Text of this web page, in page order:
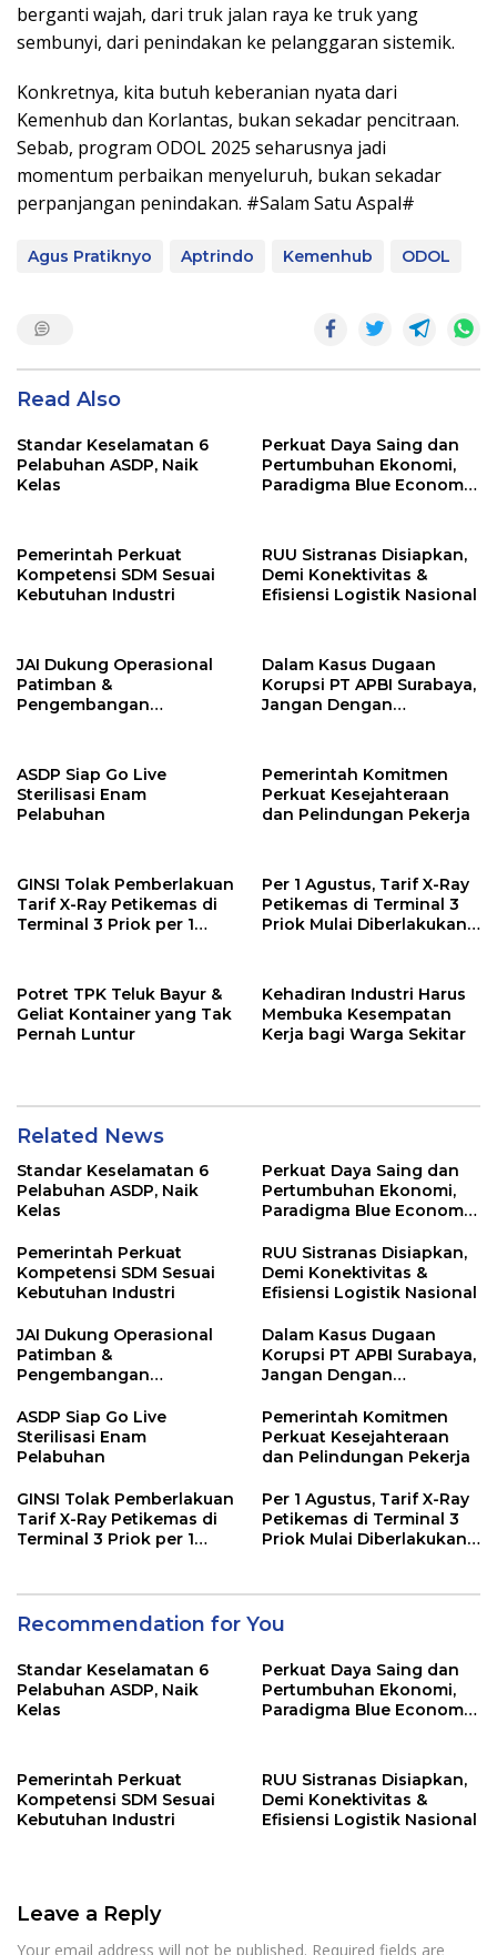
berganti wajah, dari truk jalan raya ke truk yang
sembunyi, dari penindakan ke pelanggaran sistemik.
Konkretnya, kita butuh keberanian nyata dari
Kemenhub dan Korlantas, bukan sekadar pencitraan.
Sebab, program ODOL 2025 seharusnya jadi
momentum perbaikan menyeluruh, bukan sekadar
perpanjangan penindakan. #Salam Satu Aspal#
Agus Pratiknyo Aptrindo Kemenhub ODOL
Read Also
Standar Keselamatan 6
Pelabuhan ASDP, Naik
Kelas
Perkuat Daya Saing dan
Pertumbuhan Ekonomi,
Paradigma Blue Economy
Pemerintah Perkuat
Kompetensi SDM Sesuai
Kebutuhan Industri
RUU Sistranas Disiapkan,
Demi Konektivitas &
Efisiensi Logistik Nasional
JAI Dukung Operasional
Patimban &
Pengembangan
Dalam Kasus Dugaan
Korupsi PT APBI Surabaya,
Jangan Dengan
ASDP Siap Go Live
Sterilisasi Enam
Pelabuhan
Pemerintah Komitmen
Perkuat Kesejahteraan
dan Pelindungan Pekerja
GINSI Tolak Pemberlakuan
Tarif X-Ray Petikemas di
Terminal 3 Priok per 1
Per 1 Agustus, Tarif X-Ray
Petikemas di Terminal 3
Priok Mulai Diberlakukan,
Potret TPK Teluk Bayur &
Geliat Kontainer yang Tak
Pernah Luntur
Kehadiran Industri Harus
Membuka Kesempatan
Kerja bagi Warga Sekitar
Related News
Standar Keselamatan 6
Pelabuhan ASDP, Naik
Kelas
Perkuat Daya Saing dan
Pertumbuhan Ekonomi,
Paradigma Blue Economy
Pemerintah Perkuat
Kompetensi SDM Sesuai
Kebutuhan Industri
RUU Sistranas Disiapkan,
Demi Konektivitas &
Efisiensi Logistik Nasional
JAI Dukung Operasional
Patimban &
Pengembangan
Nasional
Dalam Kasus Dugaan
Korupsi PT APBI Surabaya,
Jangan Dengan
ASDP Siap Go Live
Sterilisasi Enam
Pelabuhan
Pemerintah Komitmen
Perkuat Kesejahteraan
dan Pelindungan Pekerja
GINSI Tolak Pemberlakuan
Tarif X-Ray Petikemas di
Terminal 3 Priok per 1
Per 1 Agustus, Tarif X-Ray
Petikemas di Terminal 3
Priok Mulai Diberlakukan,
Recommendation for You
Standar Keselamatan 6
Pelabuhan ASDP, Naik
Kelas
Perkuat Daya Saing dan
Pertumbuhan Ekonomi,
Paradigma Blue Economy
Pemerintah Perkuat
Kompetensi SDM Sesuai
Kebutuhan Industri
RUU Sistranas Disiapkan,
Demi Konektivitas &
Efisiensi Logistik Nasional
Leave a Reply
Your email address will not be published. Required fields are